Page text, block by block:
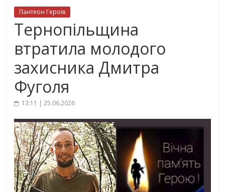
Пантеон Героїв
Тернопільщина
втратила молодого
захисника Дмитра
Фуголя
13:11 | 25.06.2026